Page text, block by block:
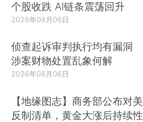
个股收跌 AI链条震荡回升
2026年08月06日
侦查起诉审判执行均有漏洞
涉案财物处置乱象何解
2026年08月06日
【地缘图志】商务部公布对美
反制清单，黄金大涨后持续性